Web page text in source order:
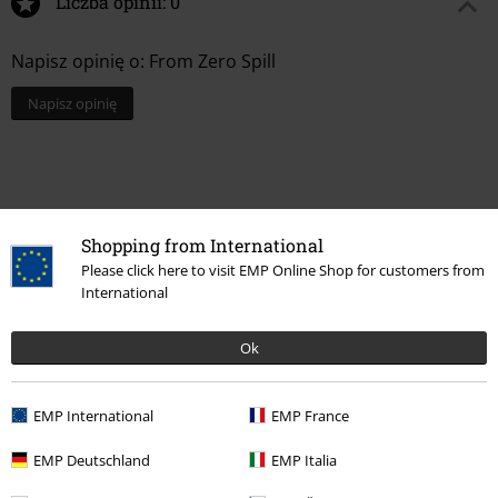
Shopping from International
Please click here to visit EMP Online Shop for customers from
International
Ok
EMP International EMP France
EMP Deutschland EMP Italia
Napisz opinię o: From Zero Spill
Napisz opinię
Więcej kategorii. Więcej możliwości.